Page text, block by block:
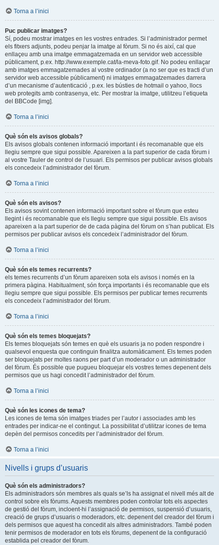
Torna a l’inici
Puc publicar imatges?
Sí, podeu mostrar imatges en les vostres entrades. Si l’administrador permet
els fitxers adjunts, podeu penjar la imatge al fòrum. Si no és així, cal que
enllaçeu amb una imatge emmagatzemada en un servidor web accessible
públicament, p.ex. http://www.exemple.cat/la-meva-foto.gif. No podeu enllaçar
amb imatges emmagatzemades al vostre ordinador (a no ser que es tracti d’un
servidor web accessible públicament) ni imatges emmagatzemades darrera
d’un mecanisme d’autenticació , p.ex. les bústies de hotmail o yahoo, llocs
web protegits amb contrasenya, etc. Per mostrar la imatge, utilitzeu l’etiqueta
del BBCode [img].
Torna a l’inici
Què són els avisos globals?
Els avisos globals contenen informació important i és recomanable que els
llegiu sempre que sigui possible. Apareixen a la part superior de cada fòrum i
al vostre Tauler de control de l’usuari. Els permisos per publicar avisos globals
els concedeix l’administrador del fòrum.
Torna a l’inici
Què són els avisos?
Els avisos sovint contenen informació important sobre el fòrum que esteu
llegint i és recomanable que els llegiu sempre que sigui possible. Els avisos
apareixen a la part superior de de cada pàgina del fòrum on s’han publicat. Els
permisos per publicar avisos els concedeix l’administrador del fòrum.
Torna a l’inici
Què són els temes recurrents?
els temes recurrents d’un fòrum apareixen sota els avisos i només en la
primera pàgina. Habitualment, són força importants i és recomanable que els
llegiu sempre que sigui possible. Els permisos per publicar temes recurrents
els concedeix l’administrador del fòrum.
Torna a l’inici
Què són els temes bloquejats?
Els temes bloquejats són temes en què els usuaris ja no poden respondre i
qualsevol enquesta que continguin finalitza automàticament. Els temes poden
ser bloquejats per moltes raons per part d’un moderador o un administrador
del fòrum. És possible que pugueu bloquejar els vostres temes depenent dels
permisos que us hagi concedit l’administrador del fòrum.
Torna a l’inici
Què són les icones de tema?
Les icones de tema són imatges triades per l’autor i associades amb les
entrades per indicar-ne el contingut. La possibilitat d’utilitzar icones de tema
depèn del permisos concedits per l’administrador del fòrum.
Torna a l’inici
Nivells i grups d’usuaris
Què són els administradors?
Els administradors són membres als quals se’ls ha assignat el nivell més alt de
control sobre els fòrums. Aquests membres poden controlar tots els aspectes
de gestió del fòrum, incloent-hi l’assignació de permisos, suspensió d’usuaris,
creació de grups d’usuaris o moderadors, etc. depenent del creador del fòrum i
dels permisos que aquest ha concedit als altres administradors. També poden
tenir permisos de moderador en tots els fòrums, depenent de la configuració
establida pel creador del fòrum.